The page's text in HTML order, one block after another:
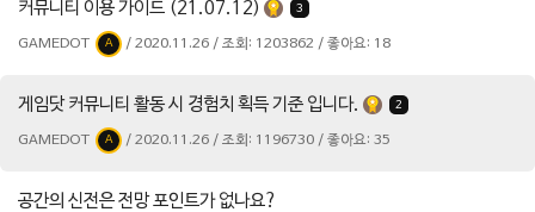
커뮤니티 이용 가이드 (21.07.12) 3
GAMEDOT A / 2020.11.26 / 조회: 1203862 / 좋아요: 18
게임닷 커뮤니티 활동 시 경험치 획득 기준 입니다. 2
GAMEDOT A / 2020.11.26 / 조회: 1196730 / 좋아요: 35
공간의 신전은 전망 포인트가 없나요?